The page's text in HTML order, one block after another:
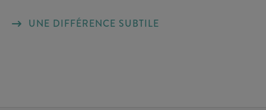
UNE DIFFÉRENCE SUBTILE